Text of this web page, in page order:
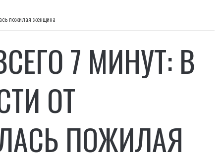
пожилая женщина
7 МИНУТ: В
ОТ
ПОЖИЛАЯ